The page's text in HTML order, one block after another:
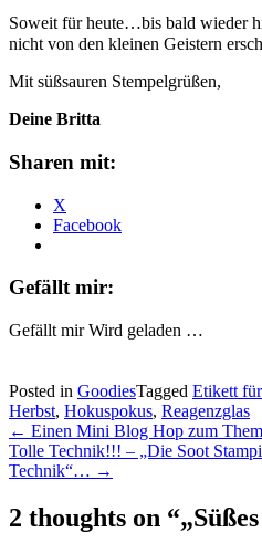
Soweit für heute…bis bald wieder
nicht von den kleinen Geistern
Mit süßsauren Stempelgrüßen,
Deine Britta
Sharen mit:
X
Facebook
Gefällt mir:
Gefällt mir Wird geladen …
Posted in GoodiesTagged Etikett
Herbst, Hokuspokus, Reagenzglas
Post
navigation
← Einen Mini Blog Hop zum
Tolle Technik!!! – „Die Soot
Technik“… →
2 thoughts on “